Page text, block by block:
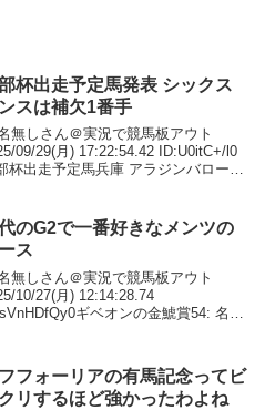
杯出走予定馬発表 シックス
スは補欠1番手
無しさん＠実況で競馬板アウト
09/29(月) 17:22:54.42 ID:U0itC+/l0
杯出走予定馬兵庫 アラジンバローズ
のG2で一番好きなメンツの
ス
無しさん＠実況で競馬板アウト
10/27(月) 12:14:28.74
ギベオンの金鯱賞54: 名無
フォーリアの有馬記念ってビ
リするほど強かったわよね